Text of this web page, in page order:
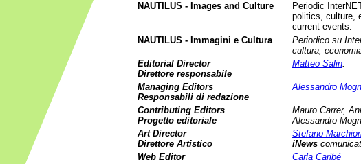
NAUTILUS - Images and Culture
Periodic
politics, culture,
current events.
NAUTILUS - Immagini e Cultura
Periodico su
cultura,
Editorial Director
Direttore responsabile
Matteo Salin.
Managing Editors
Responsabili di redazione
Alessandro
Contributing Editors
Progetto editoriale
Mauro Carrer,
Alessandro
Art Director
Direttore Artistico
Stefano
iNews
Web Editor
Carla Caribé